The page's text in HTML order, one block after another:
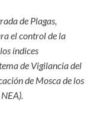
de Plagas,
el control de la
índices
de Vigilancia del
de Mosca de los